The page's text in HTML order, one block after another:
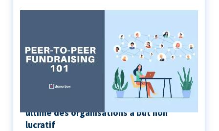
Peer-to-Peer Fundraising 101 | Le guide
ultime des organisations à but non
lucratif